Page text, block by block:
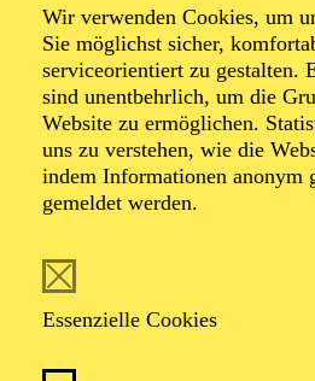
Wir verwenden Cookies, um
Sie möglichst sicher,
serviceorientiert zu gestalten.
sind unentbehrlich, um die
Website zu ermöglichen.
uns zu verstehen, wie die
indem Informationen anonym
gemeldet werden.
Essenzielle Cookies
Musical in 2 Akten
Musik und Gesangstexte von
Guy Bolton, P.G.
Russel Crouse, Neufassung
John Weidman, deutsche
und Roman